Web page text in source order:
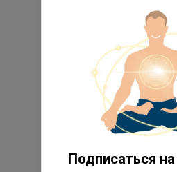
Энциклопедия йоги
Исследовательский центр
Реестр выпускников
Подписаться